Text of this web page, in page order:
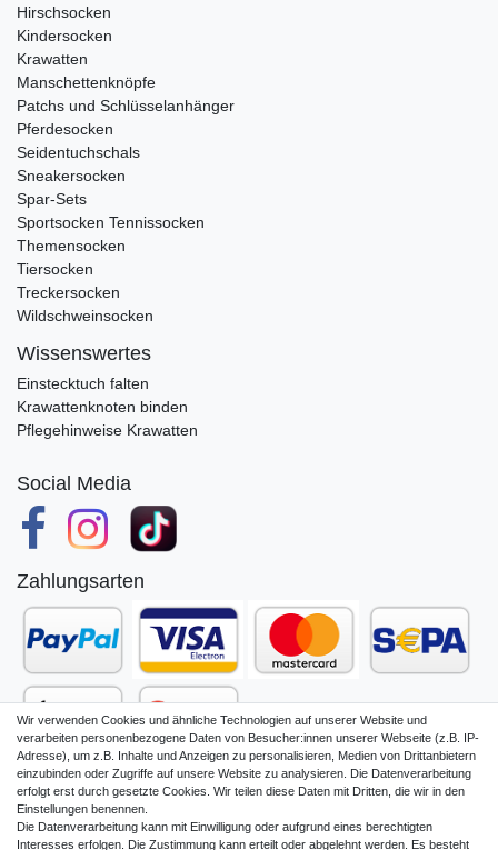
Hirschsocken
Kindersocken
Krawatten
Manschettenknöpfe
Patchs und Schlüsselanhänger
Pferdesocken
Seidentuchschals
Sneakersocken
Spar-Sets
Sportsocken Tennissocken
Themensocken
Tiersocken
Treckersocken
Wildschweinsocken
Wissenswertes
Einstecktuch falten
Krawattenknoten binden
Pflegehinweise Krawatten
Social Media
Zahlungsarten
Impressum Daten­schutz­erklärung
Wir verwenden Cookies und ähnliche Technologien auf unserer Website und
verarbeiten personenbezogene Daten von Besucher:innen unserer Webseite (z.B. IP-
Adresse), um z.B. Inhalte und Anzeigen zu personalisieren, Medien von Drittanbietern
einzubinden oder Zugriffe auf unsere Website zu analysieren. Die Datenverarbeitung
erfolgt erst durch gesetzte Cookies. Wir teilen diese Daten mit Dritten, die wir in den
Einstellungen benennen.
Die Datenverarbeitung kann mit Einwilligung oder aufgrund eines berechtigten
Interesses erfolgen. Die Zustimmung kann erteilt oder abgelehnt werden. Es besteht